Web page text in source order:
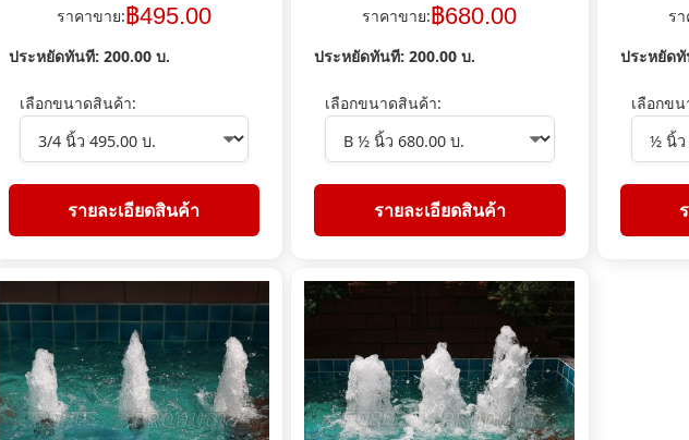
ราคาขาย:฿495.00
ประหยัดทันที: 200.00บ.
เลือกขนาดสินค้า:
รายละเอียดสินค้า
ราคาขาย:฿680.00
ประหยัดทันที: 200.00 บ.
เลือกขนาดสินค้า:
รายละเอียดสินค้า
ร
ประหยัด
เลือกข